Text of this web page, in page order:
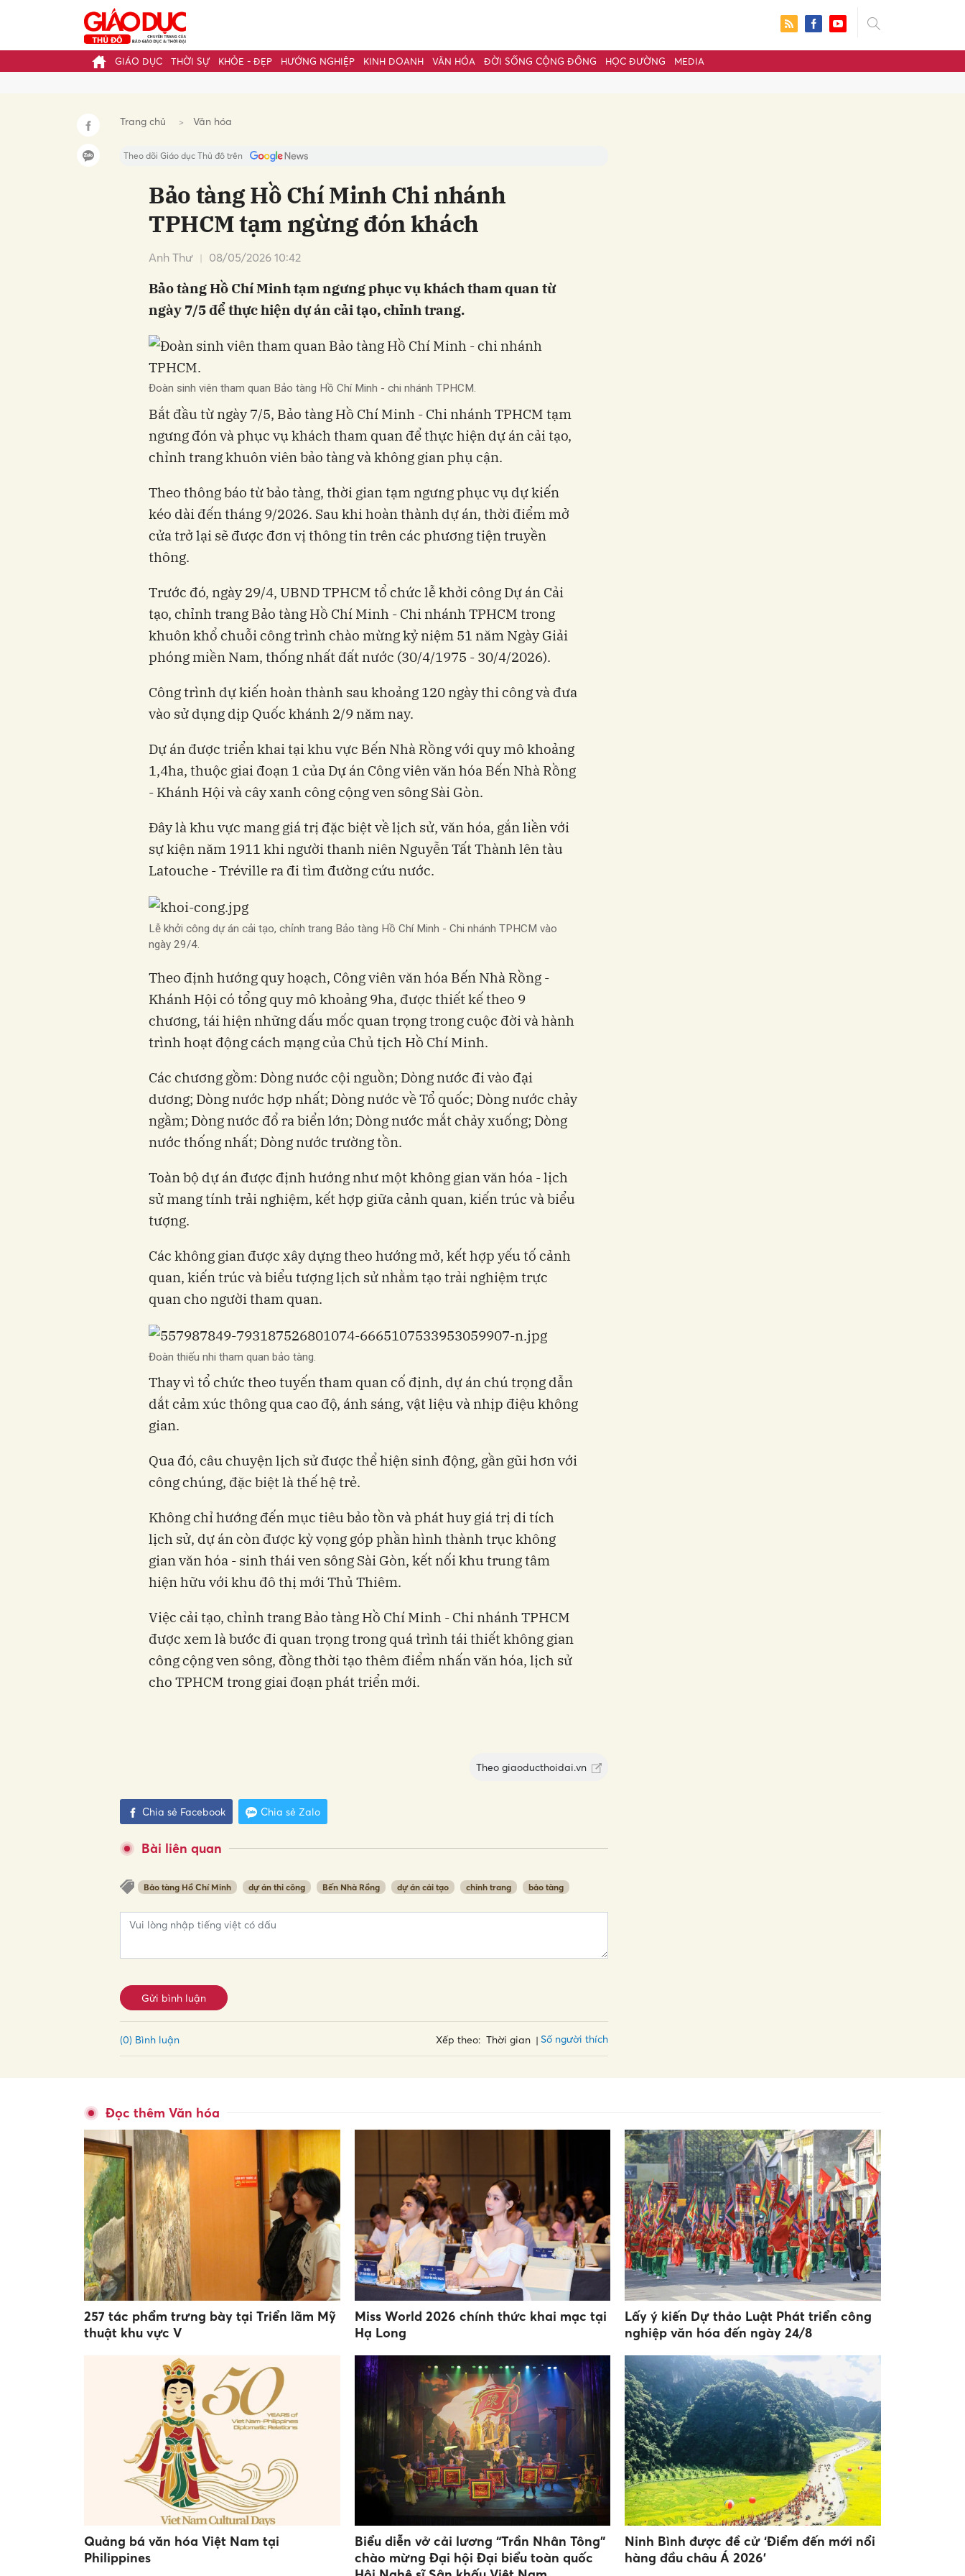
GIÁO DỤC THỜI SỰ KHỎE - ĐẸP HƯỚNG NGHIỆP KINH DOANH VĂN HÓA ĐỜI SỐNG CỘNG ĐỒNG HỌC ĐƯỜNG MEDIA
Trang chủ Văn hóa
Theo dõi Giáo dục Thủ đô trên
Bảo tàng Hồ Chí Minh Chi nhánh
TPHCM tạm ngừng đón khách
Anh Thư 08/05/2026 10:42
Bảo tàng Hồ Chí Minh tạm ngưng phục vụ khách tham quan từ
ngày 7/5 để thực hiện dự án cải tạo, chỉnh trang.
Đoàn sinh viên tham quan Bảo tàng Hồ Chí Minh - chi nhánh TPHCM.
Bắt đầu từ ngày 7/5, Bảo tàng Hồ Chí Minh - Chi nhánh TPHCM tạm
ngưng đón và phục vụ khách tham quan để thực hiện dự án cải tạo,
chỉnh trang khuôn viên bảo tàng và không gian phụ cận.
Theo thông báo từ bảo tàng, thời gian tạm ngưng phục vụ dự kiến
kéo dài đến tháng 9/2026. Sau khi hoàn thành dự án, thời điểm mở
cửa trở lại sẽ được đơn vị thông tin trên các phương tiện truyền
thông.
Trước đó, ngày 29/4, UBND TPHCM tổ chức lễ khởi công Dự án Cải
tạo, chỉnh trang Bảo tàng Hồ Chí Minh - Chi nhánh TPHCM trong
khuôn khổ chuỗi công trình chào mừng kỷ niệm 51 năm Ngày Giải
phóng miền Nam, thống nhất đất nước (30/4/1975 - 30/4/2026).
Công trình dự kiến hoàn thành sau khoảng 120 ngày thi công và đưa
vào sử dụng dịp Quốc khánh 2/9 năm nay.
Dự án được triển khai tại khu vực Bến Nhà Rồng với quy mô khoảng
1,4ha, thuộc giai đoạn 1 của Dự án Công viên văn hóa Bến Nhà Rồng
- Khánh Hội và cây xanh công cộng ven sông Sài Gòn.
Đây là khu vực mang giá trị đặc biệt về lịch sử, văn hóa, gắn liền với
sự kiện năm 1911 khi người thanh niên Nguyễn Tất Thành lên tàu
Latouche - Tréville ra đi tìm đường cứu nước.
Lễ khởi công dự án cải tạo, chỉnh trang Bảo tàng Hồ Chí Minh - Chi nhánh TPHCM vào
ngày 29/4.
Theo định hướng quy hoạch, Công viên văn hóa Bến Nhà Rồng -
Khánh Hội có tổng quy mô khoảng 9ha, được thiết kế theo 9
chương, tái hiện những dấu mốc quan trọng trong cuộc đời và hành
trình hoạt động cách mạng của Chủ tịch Hồ Chí Minh.
Các chương gồm: Dòng nước cội nguồn; Dòng nước đi vào đại
dương; Dòng nước hợp nhất; Dòng nước về Tổ quốc; Dòng nước chảy
ngầm; Dòng nước đổ ra biển lớn; Dòng nước mắt chảy xuống; Dòng
nước thống nhất; Dòng nước trường tồn.
Toàn bộ dự án được định hướng như một không gian văn hóa - lịch
sử mang tính trải nghiệm, kết hợp giữa cảnh quan, kiến trúc và biểu
tượng.
Các không gian được xây dựng theo hướng mở, kết hợp yếu tố cảnh
quan, kiến trúc và biểu tượng lịch sử nhằm tạo trải nghiệm trực
quan cho người tham quan.
Đoàn thiếu nhi tham quan bảo tàng.
Thay vì tổ chức theo tuyến tham quan cố định, dự án chú trọng dẫn
dắt cảm xúc thông qua cao độ, ánh sáng, vật liệu và nhịp điệu không
gian.
Qua đó, câu chuyện lịch sử được thể hiện sinh động, gần gũi hơn với
công chúng, đặc biệt là thế hệ trẻ.
Không chỉ hướng đến mục tiêu bảo tồn và phát huy giá trị di tích
lịch sử, dự án còn được kỳ vọng góp phần hình thành trục không
gian văn hóa - sinh thái ven sông Sài Gòn, kết nối khu trung tâm
hiện hữu với khu đô thị mới Thủ Thiêm.
Việc cải tạo, chỉnh trang Bảo tàng Hồ Chí Minh - Chi nhánh TPHCM
được xem là bước đi quan trọng trong quá trình tái thiết không gian
công cộng ven sông, đồng thời tạo thêm điểm nhấn văn hóa, lịch sử
cho TPHCM trong giai đoạn phát triển mới.
Theo giaoducthoidai.vn
Chia sẻ Facebook Chia sẻ Zalo
Bài liên quan
Bảo tàng Hồ Chí Minh dự án thi công Bến Nhà Rồng dự án cải tạo chỉnh trang bảo tàng
Gửi bình luận
(0) Bình luận Xếp theo: Thời gian Số người thích
Đọc thêm Văn hóa
257 tác phẩm trưng bày tại Triển lãm Mỹ
thuật khu vực V
Miss World 2026 chính thức khai mạc tại
Hạ Long
Lấy ý kiến Dự thảo Luật Phát triển công
nghiệp văn hóa đến ngày 24/8
Quảng bá văn hóa Việt Nam tại
Philippines
Biểu diễn vở cải lương “Trần Nhân Tông”
chào mừng Đại hội Đại biểu toàn quốc
Ninh Bình được đề cử ‘Điểm đến mới nổi
hàng đầu châu Á 2026’
Gửi bình luận